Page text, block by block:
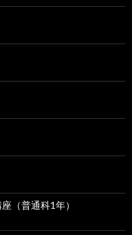
（普通科1年）